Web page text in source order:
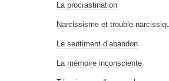
La procrastination
Narcissisme et trouble
Le sentiment d’abandon
La mémoire inconsciente